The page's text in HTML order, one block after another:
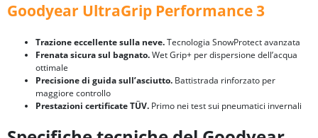
Goodyear UltraGrip Performance 3
Trazione eccellente sulla neve.Tecnologia SnowProtect avanzata
Frenata sicura sul bagnato.Wet Grip+ per dispersione dell’acqua
ottimale
Precisione di guida sull’asciutto. Battistrada rinforzato per
maggiore controllo
Prestazioni certificate TÜV. Primo nei test sui pneumatici invernali